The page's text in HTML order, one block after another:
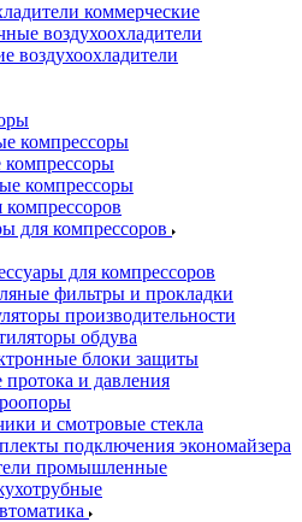
коммерческие
воздухоохладители
воздухоохладители
компрессоры
компрессоры
для компрессоров
для компрессоров
фильтры и прокладки
производительности
обдува
блоки защиты
протока и давления
и смотровые стекла
подключения экономайзера
промышленные